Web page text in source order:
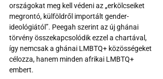
országokat meg kell védeni az „erkölcseiket
megrontó, külföldről importált gender-
ideológiától”. Peegah szerint az új ghánai
törvény összekapcsolódik ezzel a chartával,
így nemcsak a ghánai LMBTQ+ közösségeket
célozza, hanem minden afrikai LMBTQ+
embert.